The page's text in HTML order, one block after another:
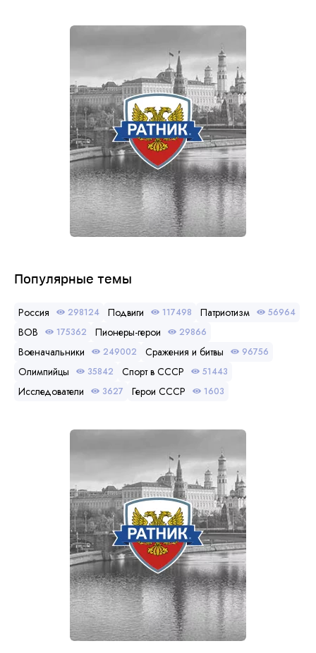
Популярные темы
Россия 298124 Подвиги 117498 Патриотизм 56964
ВОВ 175362 Пионеры-герои 29866
Военачальники 249002 Сражения и битвы 96756
Олимпийцы 35842 Спорт в СССР 51443
Исследователи 3627 Герои СССР 1603